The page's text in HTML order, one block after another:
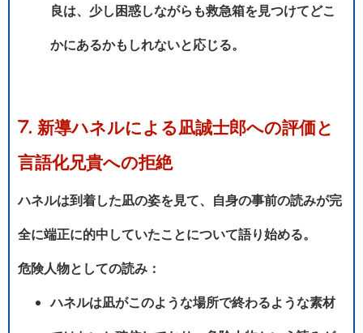
良は、少し困惑しながらも救急箱を見つけてどこ
かにあるかもしれないと応じる。
7. 新導ハネルによる凪誠士郎への評価と
言語化兄貴への拒絶
ハネルは到着した凪の姿を見て、自身の事前の読みが完
全に端正に的中していたことについて語り始める。
危険人物としての読み：
ハネルは凪がこのような場所で終わるような素材